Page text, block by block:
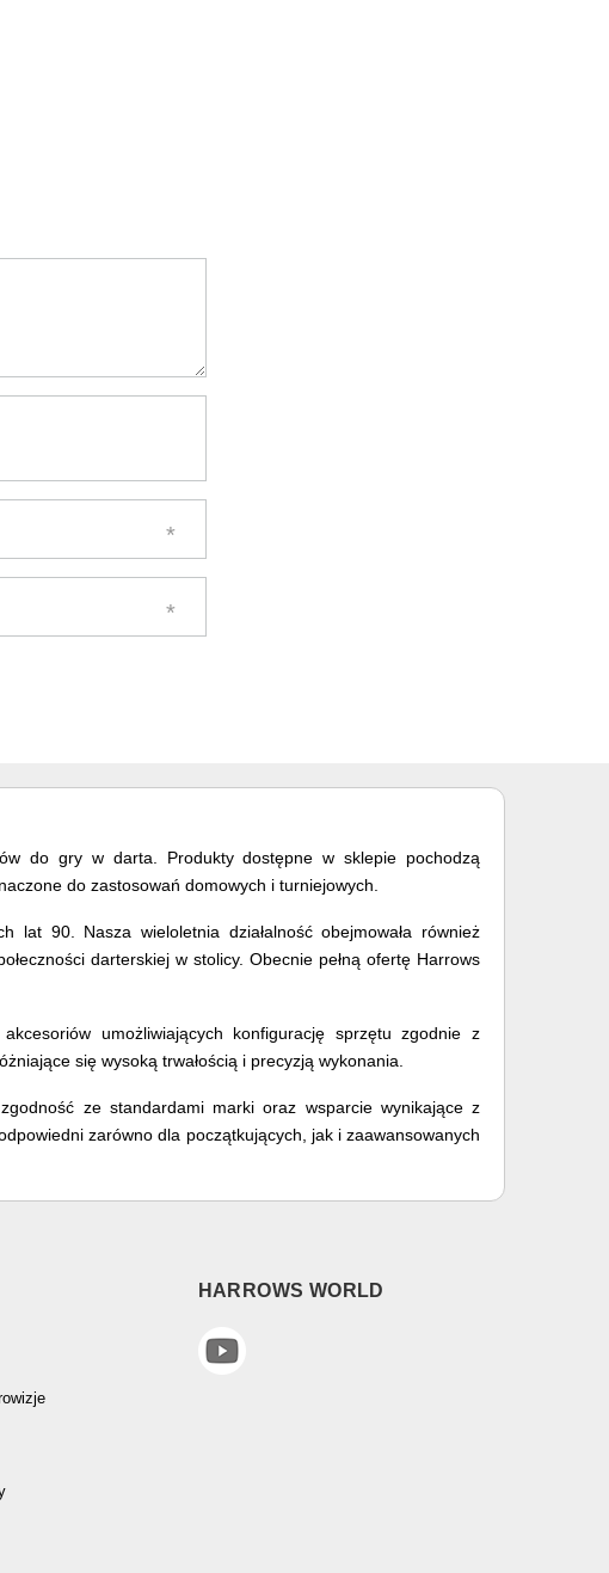
do gry w darta. Produkty dostępne w sklepie pochodzą
do zastosowań domowych i turniejowych.
90. Nasza wieloletnia działalność obejmowała również
darterskiej w stolicy. Obecnie pełną ofertę Harrows
umożliwiających konfigurację sprzętu zgodnie z
się wysoką trwałością i precyzją wykonania.
ze standardami marki oraz wsparcie wynikające z
zarówno dla początkujących, jak i zaawansowanych
HARROWS WORLD